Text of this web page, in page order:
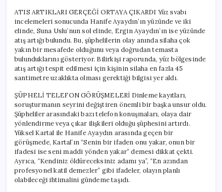
ATIS ARTIKLARI GERÇEĞİ ORTAYA ÇIKARDI Yüz svabı
incelemeleri sonucunda Hanife Ayaydın’ın yüzünde ve iki
elinde, Suna Uslu’nun sol elinde, Ergin Ayaydın’ın ise yüzünde
atış artığı bulundu. Bu, şüphelilerin olay anında silaha çok
yakın bir mesafede olduğunu veya doğrudan temasta
bulunduklarını gösteriyor. Bilirkişi raporunda, yüz bölgesinde
atış artığı tespit edilmesi için kişinin silaha en fazla 45
santimetre uzaklıkta olması gerektiği bilgisi yer aldı.
ŞÜPHELİ TELEFON GÖRÜŞMELERİ Dinleme kayıtları,
soruşturmanın seyrini değiştiren önemli bir başka unsur oldu.
Şüpheliler arasındaki bazı telefon konuşmaları, olaya dair
yönlendirme veya çıkar ilişkileri olduğu şüphesini artırdı.
Yüksel Kartal ile Hanife Ayaydın arasında geçen bir
görüşmede, Kartal’ın “Senin bir ifaden onu yakar, onun bir
ifadesi ise seni maddi yönden yakar” demesi dikkat çekti.
Ayrıca, “Kendiniz öldüreceksiniz adamı ya”, “En azından
profesyonel katil demezler” gibi ifadeler, olayın planlı
olabileceği ihtimalini gündeme taşıdı.